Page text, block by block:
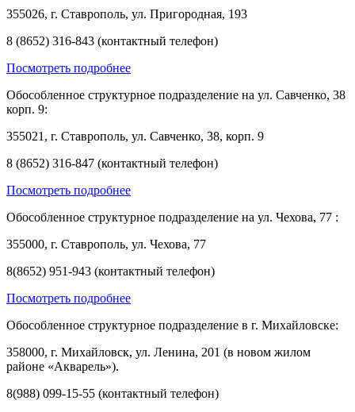
355026, г. Ставрополь, ул. Пригородная, 193
8 (8652) 316-843 (контактный телефон)
Посмотреть подробнее
Обособленное структурное подразделение на ул. Савченко, 38
корп. 9:
355021, г. Ставрополь, ул. Савченко, 38, корп. 9
8 (8652) 316-847 (контактный телефон)
Посмотреть подробнее
Обособленное структурное подразделение на ул. Чехова, 77 :
355000, г. Ставрополь, ул. Чехова, 77
8(8652) 951-943 (контактный телефон)
Посмотреть подробнее
Обособленное структурное подразделение в г. Михайловске:
358000, г. Михайловск, ул. Ленина, 201 (в новом жилом
районе «Акварель»).
8(988) 099-15-55 (контактный телефон)